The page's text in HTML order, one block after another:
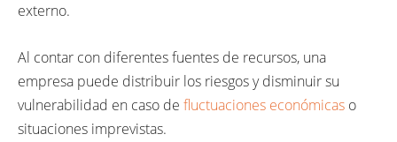
externo.
Al contar con diferentes fuentes de recursos, una
empresa puede distribuir los riesgos y disminuir su
vulnerabilidad en caso de fluctuaciones económicas o
situaciones imprevistas.